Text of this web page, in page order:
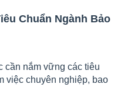
Chuẩn Ngành Bảo
cần nắm vững các tiêu
việc chuyên nghiệp, bao